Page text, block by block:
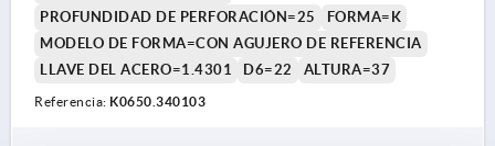
PROFUNDIDAD DE PERFORACIÓN=25
FORMA=K
MODELO DE FORMA=CON AGUJERO DE REFERENCIA
LLAVE DEL ACERO=1.4301
D6=22 ALTURA=37
Referencia: K0650.340103